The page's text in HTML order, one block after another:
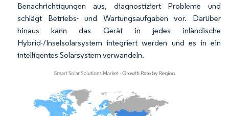
Benachrichtigungen aus, diagnostiziert Probleme und
schlägt Betriebs- und Wartungsaufgaben vor. Darüber
hinaus kann das Gerät in jedes inländische
Hybrid-/Inselsolarsystem integriert werden und es in ein
intelligentes Solarsystem verwandeln.